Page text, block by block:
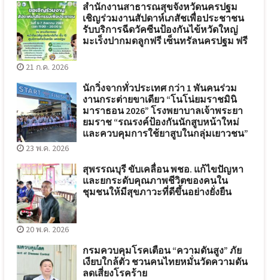
สำนักงานสาธารณสุขจังหวัดนครปฐม
เชิญร่วมงานสัปดาห์เภสัชเพื่อประชาชน
รับบริการฉีดวัคซีนป้องกันไข้หวัดใหญ่
มะเร็งปากมดลูกฟรี เซ็นทรัลนครปฐม ฟรี
21 ก.ค. 2026
นักวิ่งจากทั่วประเทศ กว่า 1 พันคนร่วม
งานกระต่ายขาเดียว “โนโน่ยมราชมินิ
มาราธอน 2026” โรงพยาบาลเจ้าพระยา
ยมราช “รณรงค์ป้องกันนักสูบหน้าใหม่
และควบคุมการใช้ยาสูบในกลุ่มเยาวชน”
23 พ.ค. 2026
สุพรรณบุรี ขับเคลื่อน พชอ. แก้ไขปัญหา
และยกระดับคุณภาพชีวิตของคนใน
ชุมชนให้มีสุขภาวะที่ดีขึ้นอย่างยั่งยืน
20 พ.ค. 2026
กรมควบคุมโรคเตือน “ความดันสูง” ภัย
เงียบใกล้ตัว ชวนคนไทยหมั่นวัดความดัน
ลดเสี่ยงโรคร้าย